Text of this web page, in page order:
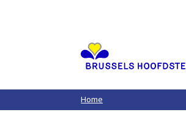
Home